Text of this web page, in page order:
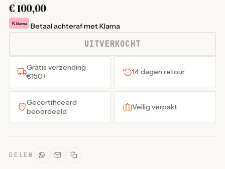
€100,00
K klarna Betaal achteraf met Klarna
UITVERKOCHT
Gratis verzending
€150+
14 dagen retour
Gecertificeerd
beoordeeld
Veilig verpakt
DELEN